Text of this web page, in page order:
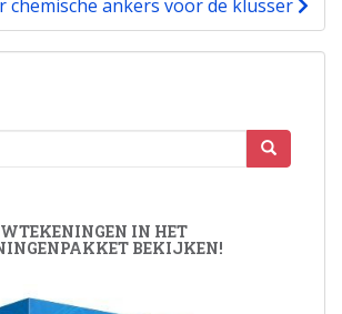
chemische ankers voor de klusser
IN HET
BEKIJKEN!